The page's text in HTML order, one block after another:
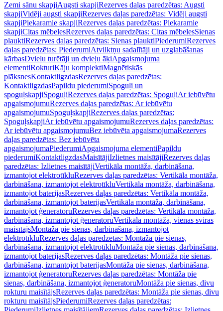
Zemi sānu skapjiAugsti skapjiRezerves daļas paredzētas: Augsti
skapjiVidēji augsti skapjiRezerves daļas paredzētas: Vidēji augsti
skapjiPiekaramie skapjiRezerves daļas paredzētas: Piekaramie
skapjiCitas mēbelesRezerves daļas paredzētas: Citas mēbelesSienas
plauktiRezerves daļas paredzētas: Sienas plauktiPiederumiRezerves
daļas paredzētas: PiederumiAtvilktņu sadalītāji un uzglabāšanas
kārbasDvieļu turētāji un dvieļu āķiApgaismojuma
elementiRokturiKāju komplektiMagnētiskās
plāksnesKontaktligzdasRezerves daļas paredzētas:
KontaktligzdasPapildu piederumiSpoguļi un
spoguļskapjiSpoguļiRezerves daļas paredzētas: SpoguļiAr iebūvētu
apgaismojumuRezerves daļas paredzētas: Ar iebūvētu
apgaismojumuSpoguļskapjiRezerves daļas paredzētas:
SpoguļskapjiAr iebūvētu apgaismojumuRezerves daļas paredzētas:
Ar iebūvētu apgaismojumuBez iebūvēta apgaismojumaRezerves
daļas paredzētas: Bez iebūvēta
apgaismojumaPiederumiApgaismojuma elementiPapildu
piederumiKontaktligzdasMaisītājiIzlietnes maisītājiRezerves daļas
paredzētas: Izlietnes maisītājiVertikāla montāža, darbināšana,
izmantojot elektrotīkluRezerves daļas paredzētas: Vertikāla montāža,
darbināšana, izmantojot elektrotīkluVertikāla montāža, darbināšana,
izmantojot baterijasRezerves daļas paredzētas: Vertikāla montāža,
darbināšana, izmantojot baterijasVertikāla montāža, darbināšana,
izmantojot ģeneratoruRezerves daļas paredzētas: Vertikāla montāža,
darbināšana, izmantojot ģeneratoruVertikāla montāža, vienas sviras
maisītājsMontāža pie sienas, darbināšana, izmantojot
elektrotīkluRezerves daļas paredzētas: Montāža pie sienas,
darbināšana, izmantojot elektrotīkluMontāža pie sienas, darbināšana,
izmantojot baterijasRezerves daļas paredzētas: Montāža pie sienas,
darbināšana, izmantojot baterijasMontāža pie sienas, darbināšana,
izmantojot ģeneratoruRezerves daļas paredzētas: Montāža pie
sienas, darbināšana, izmantojot ģeneratoruMontāža pie sienas, divu
rokturu maisītājsRezerves daļas paredzētas: Montāža pie sienas, divu
rokturu maisītājsPiederumiRezerves daļas paredzētas: